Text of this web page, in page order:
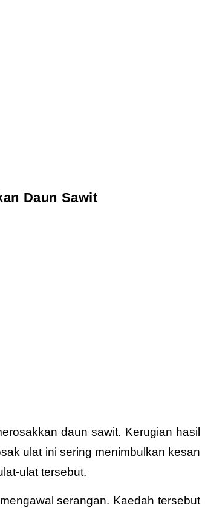
Daun Sawit
daun sawit. Kerugian hasil
ulat ini sering menimbulkan kesan
ulat tersebut.
serangan. Kaedah tersebut